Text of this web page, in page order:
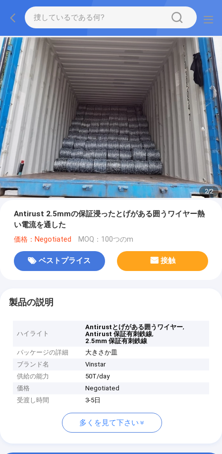
2/2
Antirust 2.5mmの保証浸ったとげがある囲うワイヤー熱
い電流を通した
価格：Negotiated MOQ：100つのm
ベストプライス 接触
製品の説明
ハイライト
Antirustとげがある囲うワイヤー,
Antirust 保証有刺鉄線,
2.5mm 保証有刺鉄線
パッケージの詳細
大きさか皿
ブランド名
Vinstar
供給の能力
50T/day
価格
Negotiated
受渡し時間
3-5日
多くを見て下さい